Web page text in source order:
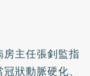
主任張釗監指
狀動脈硬化、